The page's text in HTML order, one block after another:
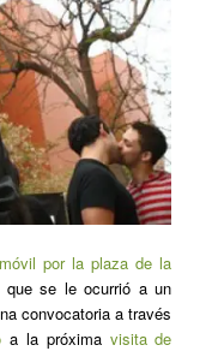
por la plaza de la
se le ocurrió a un
convocatoria a través
a la próxima visita de